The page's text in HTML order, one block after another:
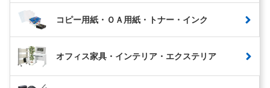
コピー用紙・ＯＡ用紙・トナー・インク
オフィス家具・インテリア・エクステリア